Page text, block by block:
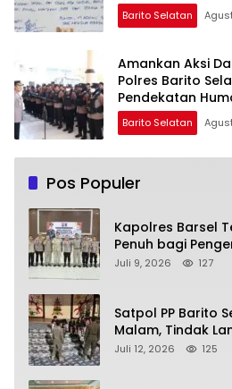
Barito Selatan
Amankan Aksi
Polres Barito
Pendekatan
Barito Selatan
Pos Populer
Kapolres Barsel
Penuh bagi
Kalimantan
Juli 9, 2026 127
Satpol PP Barito
Malam, Tindak
soal Balap Liar
Juli 12, 2026 125